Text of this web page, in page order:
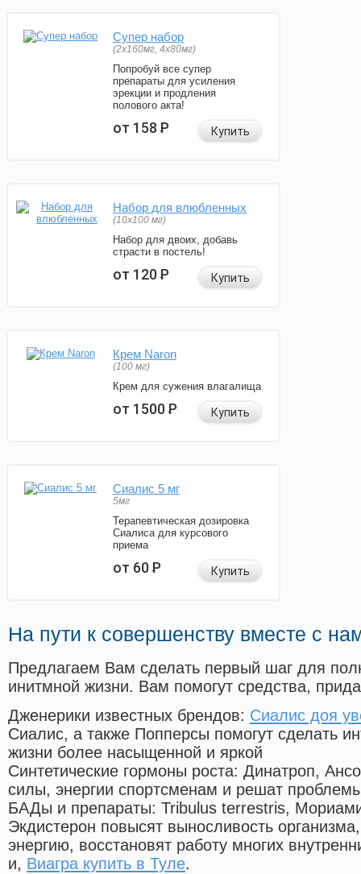
Супер набор
(2х160мг, 4х80мг)
Попробуй все супер
препараты для усиления
эрекции и продления
полового акта!
от 158Р Купить
Набор для влюбленных
(10х100 мг)
Набор для двоих, добавь
страсти в постель!
от 120Р Купить
Крем Naron
(100 мг)
Крем для сужения влагалища
от 1500Р Купить
Сиалис 5 мг
5мг
Терапевтическая дозировка
Сиалиса для курсового
приема
от 60Р Купить
На пути к совершенству вместе с
Предлагаем Вам сделать первый шаг для
инитмной жизни. Вам помогут средства,
Дженерики известных брендов: Сиалис доя
Сиалис, а также Попперсы помогут сделать
жизни более насыщенной и яркой
Синтетические гормоны роста: Динатроп,
силы, энергии спортсменам и решат
БАДы и препараты: Tribulus terrestris,
Экдистерон повысят выносливость
энергию, восстановят работу многих
и, Виагра купить в Туле.